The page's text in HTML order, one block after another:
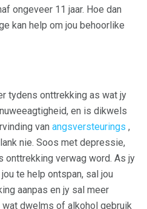
ongeveer 11 jaar. Hoe dan
kan help om jou behoorlike
tydens onttrekking as wat jy
en is dikwels
van angsversteurings ,
nie. Soos met depressie,
onttrekking verwag word. As jy
te help ontspan, sal jou
aanpas en jy sal meer
dwelms of alkohol gebruik